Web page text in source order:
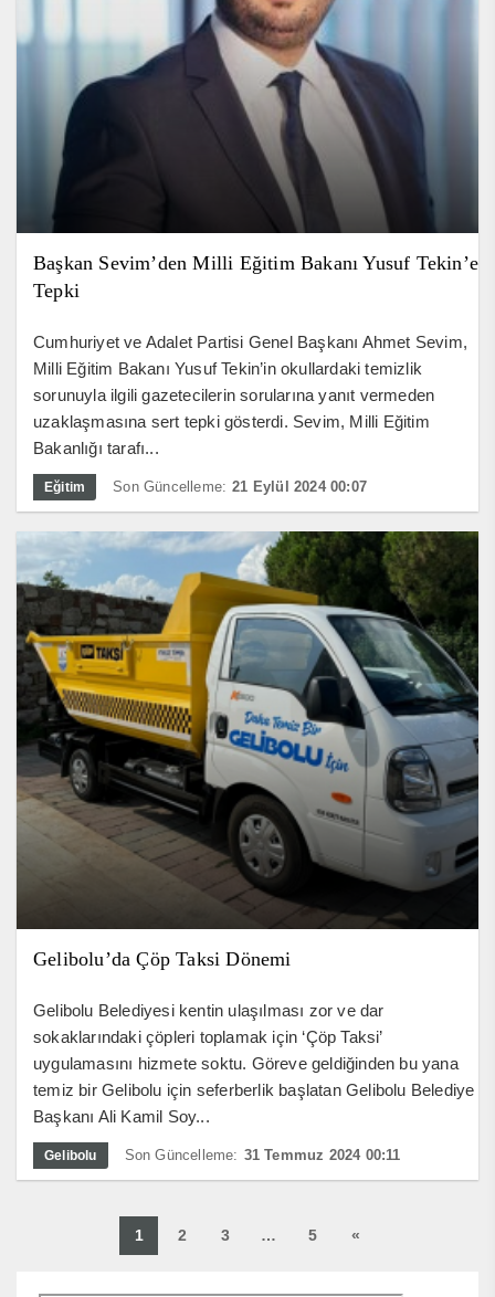
Başkan Sevim’den Milli Eğitim Bakanı Yusuf Tekin’e
Tepki
Cumhuriyet ve Adalet Partisi Genel Başkanı Ahmet Sevim,
Milli Eğitim Bakanı Yusuf Tekin’in okullardaki temizlik
sorunuyla ilgili gazetecilerin sorularına yanıt vermeden
uzaklaşmasına sert tepki gösterdi. Sevim, Milli Eğitim
Bakanlığı tarafı...
Eğitim Son Güncelleme: 21 Eylül 2024 00:07
Gelibolu’da Çöp Taksi Dönemi
Gelibolu Belediyesi kentin ulaşılması zor ve dar
sokaklarındaki çöpleri toplamak için ‘Çöp Taksi’
uygulamasını hizmete soktu. Göreve geldiğinden bu yana
temiz bir Gelibolu için seferberlik başlatan Gelibolu Belediye
Başkanı Ali Kamil Soy...
Gelibolu Son Güncelleme: 31 Temmuz 2024 00:11
1 2 3 … 5 «